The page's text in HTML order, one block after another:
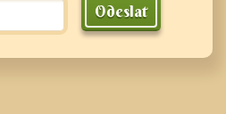
Odeslat